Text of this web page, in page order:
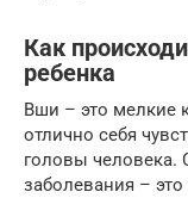
Как
ребенка
Вши – это мелкие
отлично себя
головы человека.
заболевания –